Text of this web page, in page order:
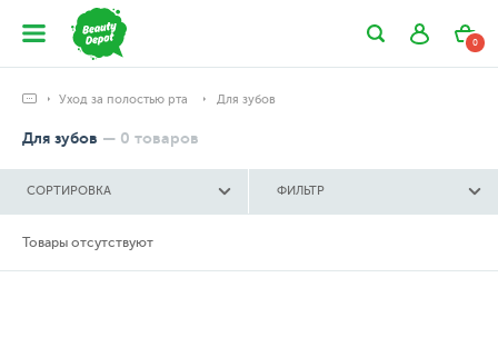
0
Уход за полостью рта Для зубов
Для зубов — 0 товаров
СОРТИРОВКА ФИЛЬТР
Товары отсутствуют